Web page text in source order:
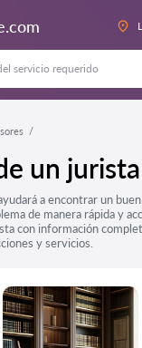
un
a encontrar un
de manera rápida y
con información
y servicios.